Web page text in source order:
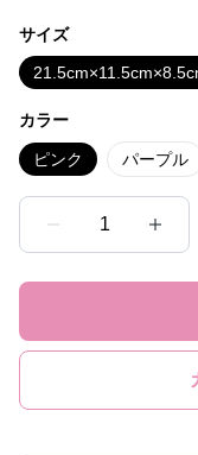
サイズ
カラー
ピンク パープル
1